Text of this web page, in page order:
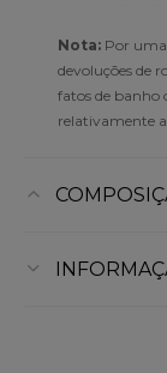
Nota: Por
devoluções de
fatos de banho
relativamente